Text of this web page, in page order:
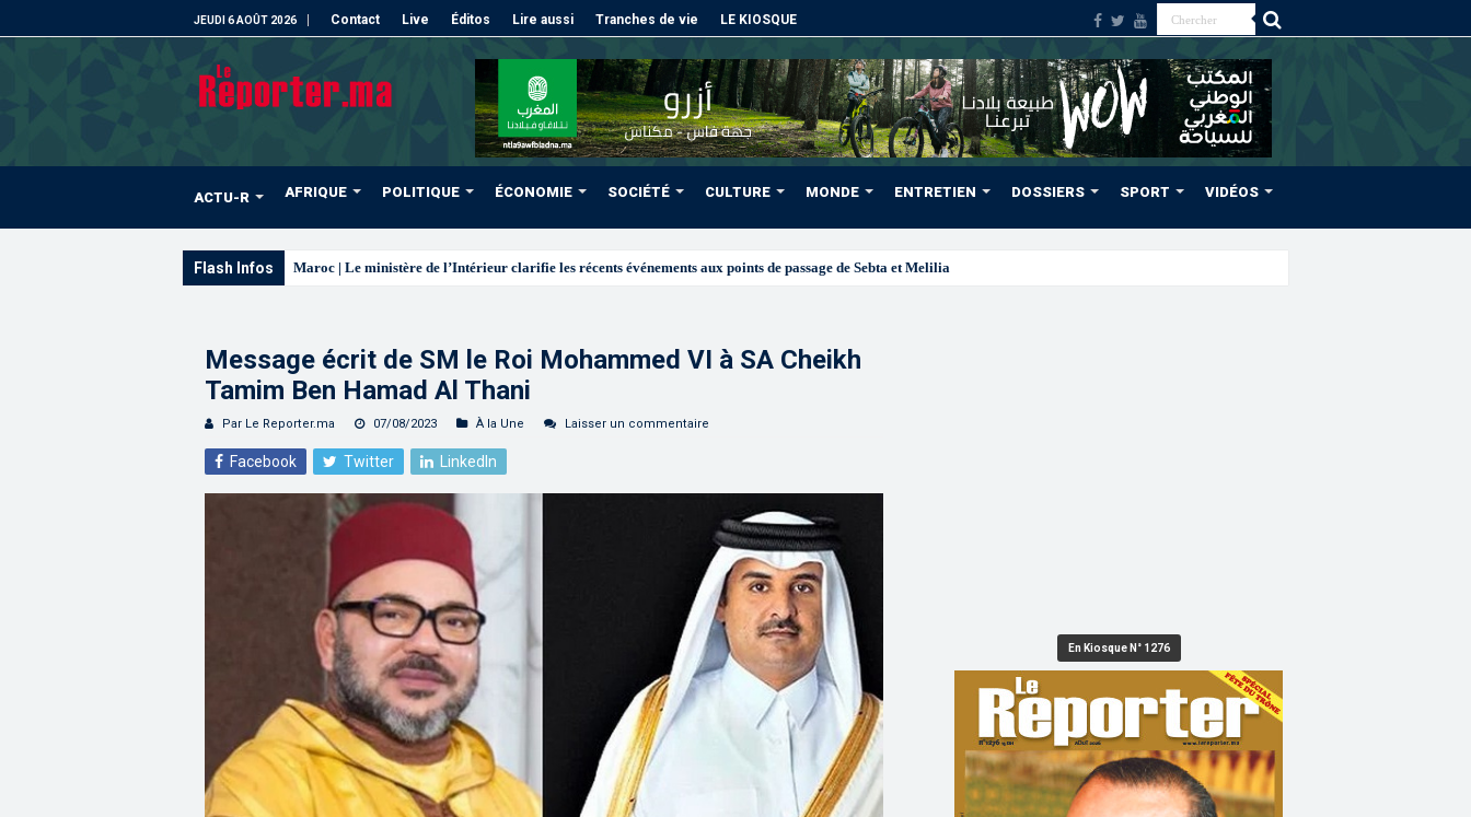
JEUDI 6 AOÛT 2026 Contact Live Éditos Lire aussi Tranches de vie LE KIOSQUE
ACTU-R AFRIQUE POLITIQUE ÉCONOMIE SOCIÉTÉ CULTURE MONDE ENTRETIEN DOSSIERS SPORT VIDÉOS
Flash Infos La voie express Tiz
Message écrit de SM le Roi Mohammed VI à SA Cheikh
Tamim Ben Hamad Al Thani
Par Le Reporter.ma 07/08/2023 À la Une Laisser un commentaire
Facebook Twitter LinkedIn
En Kiosque N° 1276